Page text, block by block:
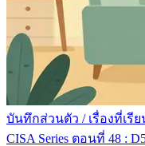
บันทึกส่วนตัว / เรื่องที่เรี
CISA Series ตอนที่ 48 :